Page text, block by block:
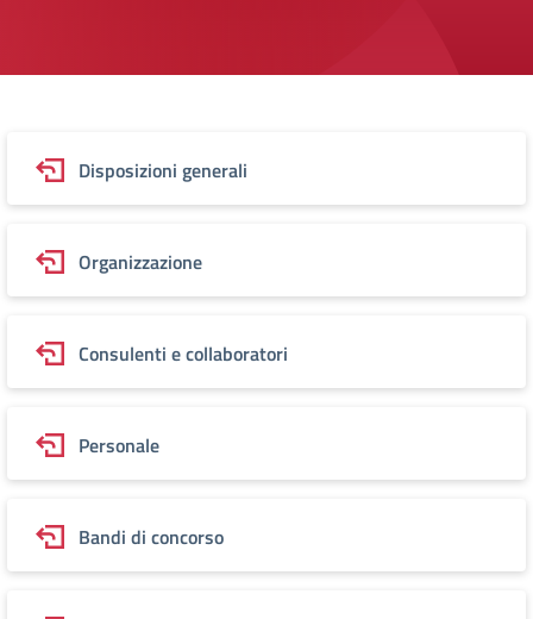
Disposizioni generali
Organizzazione
Consulenti e collaboratori
Personale
Bandi di concorso